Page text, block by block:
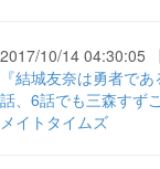
2017/10/14 04:30:05
『結城友奈は勇者で
話、6話でも三森すず
メイトタイムズ